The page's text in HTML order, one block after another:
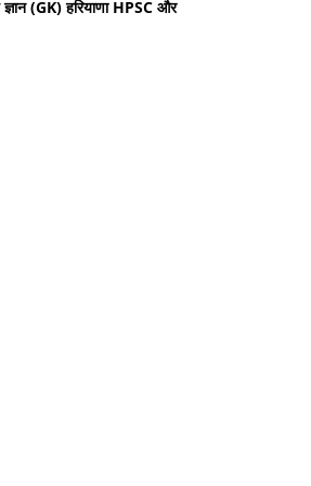
ज्ञान (GK) हरियाणा HPSC और